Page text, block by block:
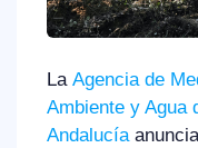
La Agencia de
Ambiente y Agua
Andalucía